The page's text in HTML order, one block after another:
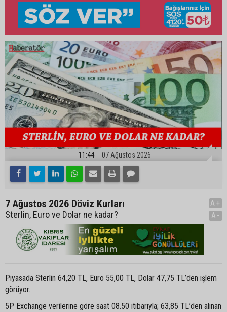
11:44 07 Ağustos 2026
7 Ağustos 2026 Döviz Kurları
Sterlin, Euro ve Dolar ne kadar?
A+
A-
Piyasada Sterlin 64,20 TL, Euro 55,00 TL, Dolar 47,75 TL’den işlem
görüyor.
5P Exchange verilerine göre saat 08.50 itibarıyla; 63,85 TL’den alınan